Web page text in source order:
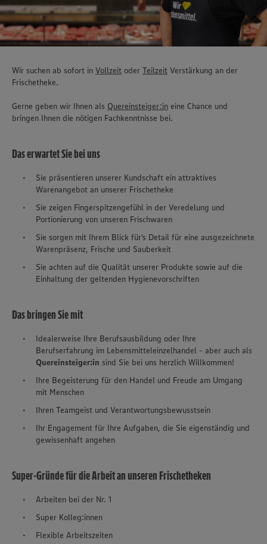
Wir suchen ab sofort in Vollzeit oder Teilzeit Verstärkung an der
Frischetheke.
Gerne geben wir Ihnen als Quereinsteiger:in eine Chance und
bringen Ihnen die nötigen Fachkenntnisse bei.
Das erwartet Sie bei uns
Sie präsentieren unserer Kundschaft ein attraktives
Warenangebot an unserer Frischetheke
Sie zeigen Fingerspitzengefühl in der Veredelung und
Portionierung von unseren Frischwaren
Sie sorgen mit Ihrem Blick für‘s Detail für eine ausgezeichnete
Warenpräsenz, Frische und Sauberkeit
Sie achten auf die Qualität unserer Produkte sowie auf die
Einhaltung der geltenden Hygienevorschriften
Das bringen Sie mit
Idealerweise Ihre Berufsausbildung oder Ihre
Berufserfahrung im Lebensmitteleinzelhandel - aber auch als
Quereinsteiger:in sind Sie bei uns herzlich Willkommen!
Ihre Begeisterung für den Handel und Freude am Umgang
mit Menschen
Ihren Teamgeist und Verantwortungsbewusstsein
Ihr Engagement für Ihre Aufgaben, die Sie eigenständig und
gewissenhaft angehen
Super-Gründe für die Arbeit an unseren Frischetheken
Arbeiten bei der Nr. 1
Super Kolleg:innen
Flexible Arbeitszeiten